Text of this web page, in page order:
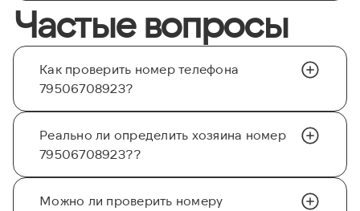
Частые вопросы
Как проверить номер телефона
79506708923?
Реально ли определить хозяина номер
79506708923??
Можно ли проверить номеру